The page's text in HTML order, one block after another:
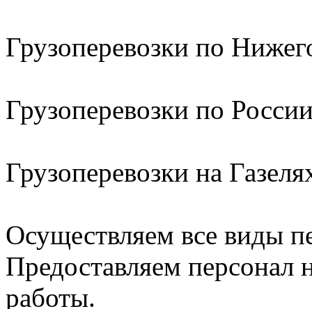
Грузоперевозки по
Грузоперевозки по
Грузоперевозки на
Осуществляем все виды
Предоставляем персонал
работы.